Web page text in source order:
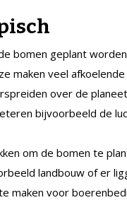
bomen geplant
maken veel
over de
bijvoorbeeld de
om de bomen te
landbouw of er
maken voor